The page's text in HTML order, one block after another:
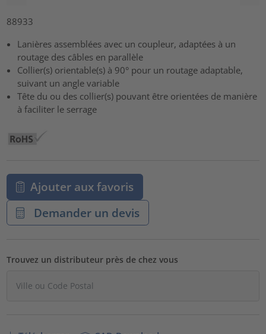
88933
Lanières assemblées avec un coupleur, adaptées à un
routage des câbles en parallèle
Collier(s) orientable(s) à 90° pour un routage adaptable,
suivant un angle variable
Tête du ou des collier(s) pouvant être orientées de manière
à faciliter le serrage
Ajouter aux favoris
Demander un devis
Trouvez un distributeur près de chez vous